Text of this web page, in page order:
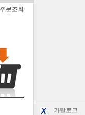
카탈로그
주문조회